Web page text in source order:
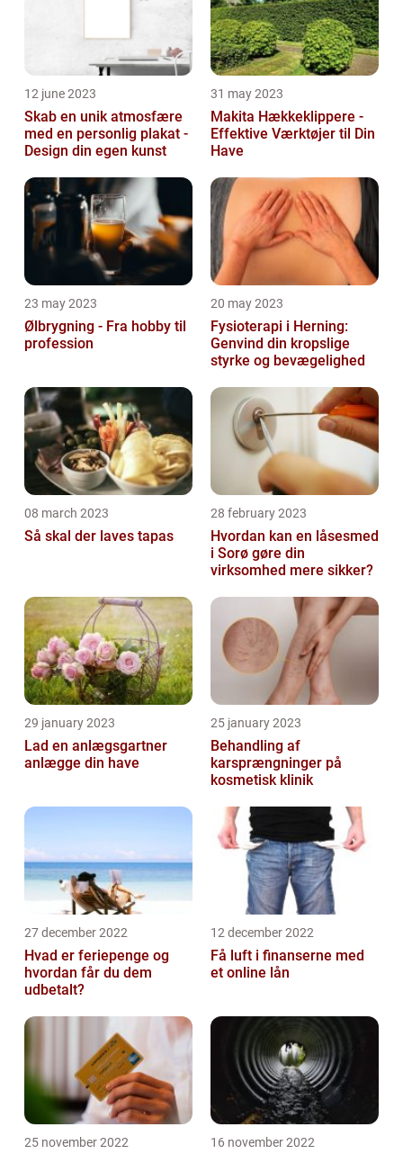
12 june 2023
Skab en unik atmosfære
med en personlig plakat -
Design din egen kunst
31 may 2023
Makita Hækkeklippere -
Effektive Værktøjer til Din
Have
23 may 2023
Ølbrygning - Fra hobby til
profession
20 may 2023
Fysioterapi i Herning:
Genvind din kropslige
styrke og bevægelighed
08 march 2023
Så skal der laves tapas
28 february 2023
Hvordan kan en låsesmed
i Sorø gøre din
virksomhed mere sikker?
29 january 2023
Lad en anlægsgartner
anlægge din have
25 january 2023
Behandling af
karsprængninger på
kosmetisk klinik
27 december 2022
Hvad er feriepenge og
hvordan får du dem
udbetalt?
12 december 2022
Få luft i finanserne med
et online lån
25 november 2022 16 november 2022